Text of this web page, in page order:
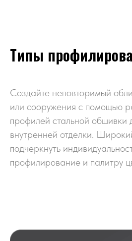
Типы
Создайте неповторимый
или сооружения с помощью
профилей стальной обшивки
внутренней отделки.
подчеркнуть
профилирование и палитру